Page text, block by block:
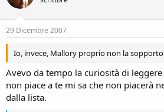
29 Dicembre 2007
Io, invece, Mallory proprio non la
Avevo da tempo la curiosità di
non piace a te mi sa che non piacerà
dalla lista.